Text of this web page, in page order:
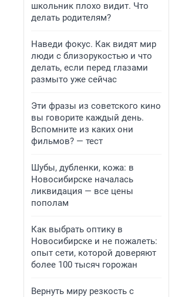
школьник плохо видит. Что
делать родителям?
Наведи фокус. Как видят мир
люди с близорукостью и что
делать, если перед глазами
размыто уже сейчас
Эти фразы из советского кино
вы говорите каждый день.
Вспомните из каких они
фильмов? — тест
Шубы, дубленки, кожа: в
Новосибирске началась
ликвидация — все цены
пополам
Как выбрать оптику в
Новосибирске и не пожалеть:
опыт сети, которой доверяют
более 100 тысяч горожан
Вернуть миру резкость с